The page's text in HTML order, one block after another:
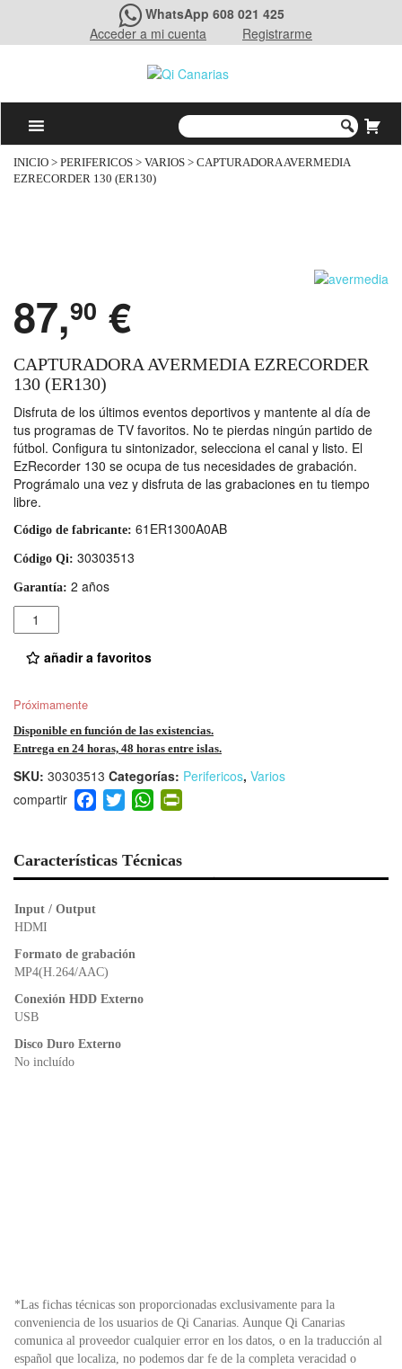
WhatsApp 608 021 425
Acceder a mi cuenta
Registrarme
INICIO > PERIFERICOS > VARIOS > CAPTURADORA AVERMEDIA
EZRECORDER 130 (ER130)
87,90 €
CAPTURADORA AVERMEDIA EZRECORDER
130 (ER130)
Disfruta de los últimos eventos deportivos y mantente al día de
tus programas de TV favoritos. No te pierdas ningún partido de
fútbol. Configura tu sintonizador, selecciona el canal y listo. El
EzRecorder 130 se ocupa de tus necesidades de grabación.
Prográmalo una vez y disfruta de las grabaciones en tu tiempo
libre.
Código de fabricante: 61ER1300A0AB
Código Qi: 30303513
Garantía: 2 años
Cantidad
añadir a favoritos
Próximamente
Disponible en función de las existencias.
Entrega en 24 horas, 48 horas entre islas.
SKU: 30303513 Categorías: Perifericos, Varios
F
a
e
b
k
T
wi
er
W
h
s
A e
Características Técnicas
Input / Output
HDMI
Formato de grabación
MP4(H.264/AAC)
Conexión HDD Externo
USB
Disco Duro Externo
No incluído
*Las fichas técnicas son proporcionadas exclusivamente para la
conveniencia de los usuarios de Qi Canarias. Aunque Qi Canarias
comunica al proveedor cualquier error en los datos, o en la traducción al
español que localiza, no podemos dar fe de la completa veracidad o